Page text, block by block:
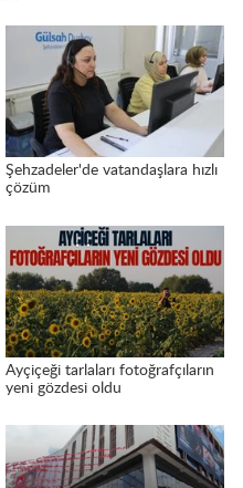
Şehzadeler'de vatandaşlara hızlı
çözüm
Ayçiçeği tarlaları fotoğrafçıların
yeni gözdesi oldu